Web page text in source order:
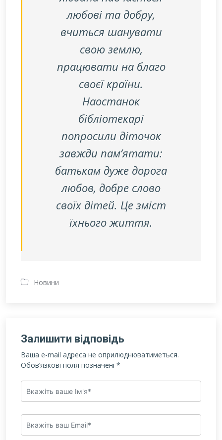
любові та добру,
вчиться шанувати
свою землю,
працювати на благо
своєї країни.
Наостанок
бібліотекарі
попросили діточок
завжди пам’ятати:
батькам дуже дорога
любов, добре слово
своїх дітей. Це зміст
їхнього життя.
Новини
Залишити відповідь
Ваша e-mail адреса не оприлюднюватиметься.
Обов’язкові поля позначені *